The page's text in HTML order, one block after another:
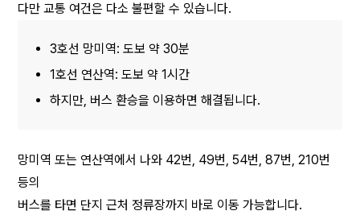
다만 교통 여건은 다소 불편할 수 있습니다.
3호선 망미역: 도보 약 30분
1호선 연산역: 도보 약 1시간
하지만, 버스 환승을 이용하면 해결됩니다.
망미역 또는 연산역에서 나와 42번, 49번, 54번, 87번, 210번
등의
버스를 타면 단지 근처 정류장까지 바로 이동 가능합니다.